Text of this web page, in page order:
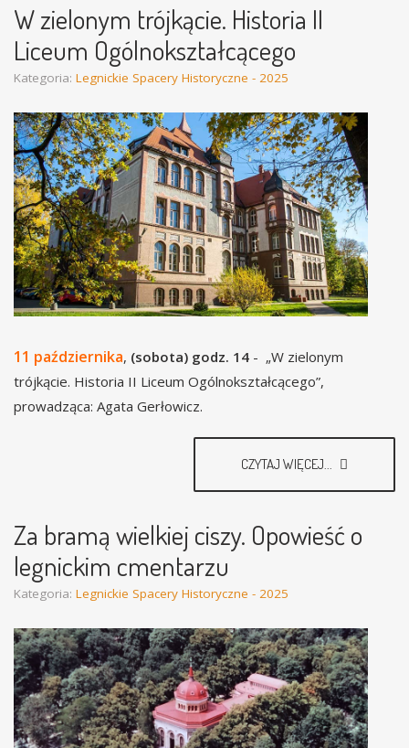
W zielonym trójkącie. Historia II
Liceum Ogólnokształcącego
Kategoria: Legnickie Spacery Historyczne - 2025
11 października, (sobota) godz. 14 - „W zielonym
trójkącie. Historia II Liceum Ogólnokształcącego”,
prowadząca: Agata Gerłowicz.
CZYTAJ WIĘCEJ...
Za bramą wielkiej ciszy. Opowieść o
legnickim cmentarzu
Kategoria: Legnickie Spacery Historyczne - 2025